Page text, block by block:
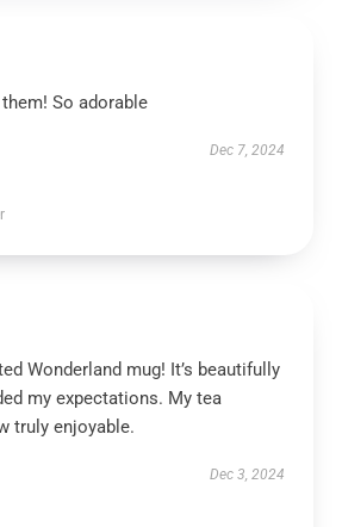
So adorable
Dec 7, 2024
Wonderland mug! It’s beautifully
my expectations. My tea
truly enjoyable.
Dec 3, 2024